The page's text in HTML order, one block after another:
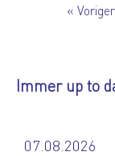
« Voriger
Immer up to
07.08.2026